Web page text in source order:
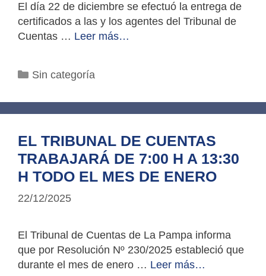
El día 22 de diciembre se efectuó la entrega de
certificados a las y los agentes del Tribunal de
Cuentas … Leer más…
Categorías
Sin categoría
EL TRIBUNAL DE CUENTAS
TRABAJARÁ DE 7:00 H A 13:30
H TODO EL MES DE ENERO
22/12/2025
El Tribunal de Cuentas de La Pampa informa
que por Resolución Nº 230/2025 estableció que
durante el mes de enero … Leer más…